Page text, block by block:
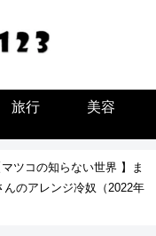
旅行 美容
マツコの知らない世界 】ま
のアレンジ冷奴（2022年